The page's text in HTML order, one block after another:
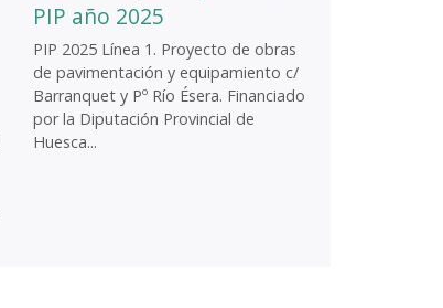
PIP año 2025
PIP 2025 Línea 1. Proyecto de obras
de pavimentación y equipamiento c/
Barranquet y Pº Río Ésera. Financiado
por la Diputación Provincial de
Huesca...